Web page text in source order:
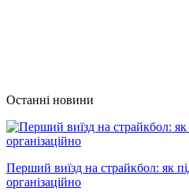
Останні новини
Перший виїзд на страйкбол: як
організаційно